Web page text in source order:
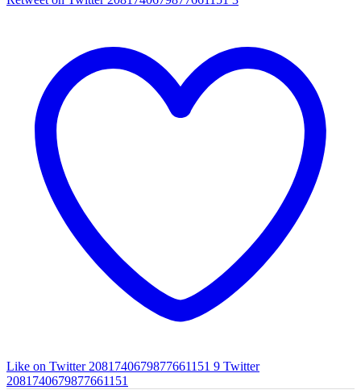
Like on Twitter 2081740679877661151 9 Twitter
2081740679877661151